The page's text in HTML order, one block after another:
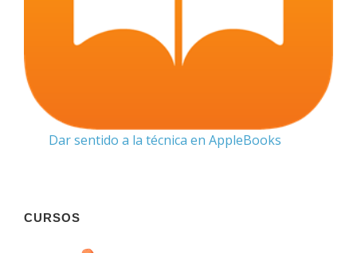
Dar sentido a la técnica en AppleBooks
CURSOS